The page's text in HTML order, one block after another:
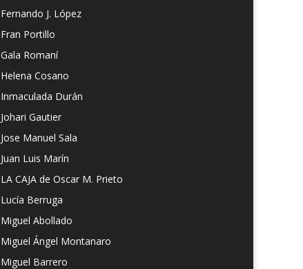
Fernando J. López
Fran Portillo
Gala Romaní
Helena Cosano
Inmaculada Durán
Johari Gautier
Jose Manuel Sala
Juan Luis Marín
LA CAJA de Oscar M. Prieto
Lucía Berruga
Miguel Abollado
Miguel Ángel Montanaro
Miguel Barrero